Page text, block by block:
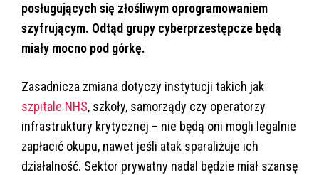
posługujących się złośliwym oprogramowaniem
szyfrującym. Odtąd grupy cyberprzestępcze będą
miały mocno pod górkę.
Zasadnicza zmiana dotyczy instytucji takich jak
szpitale NHS, szkoły, samorządy czy operatorzy
infrastruktury krytycznej – nie będą oni mogli legalnie
zapłacić okupu, nawet jeśli atak sparaliżuje ich
działalność. Sektor prywatny nadal będzie miał szansę